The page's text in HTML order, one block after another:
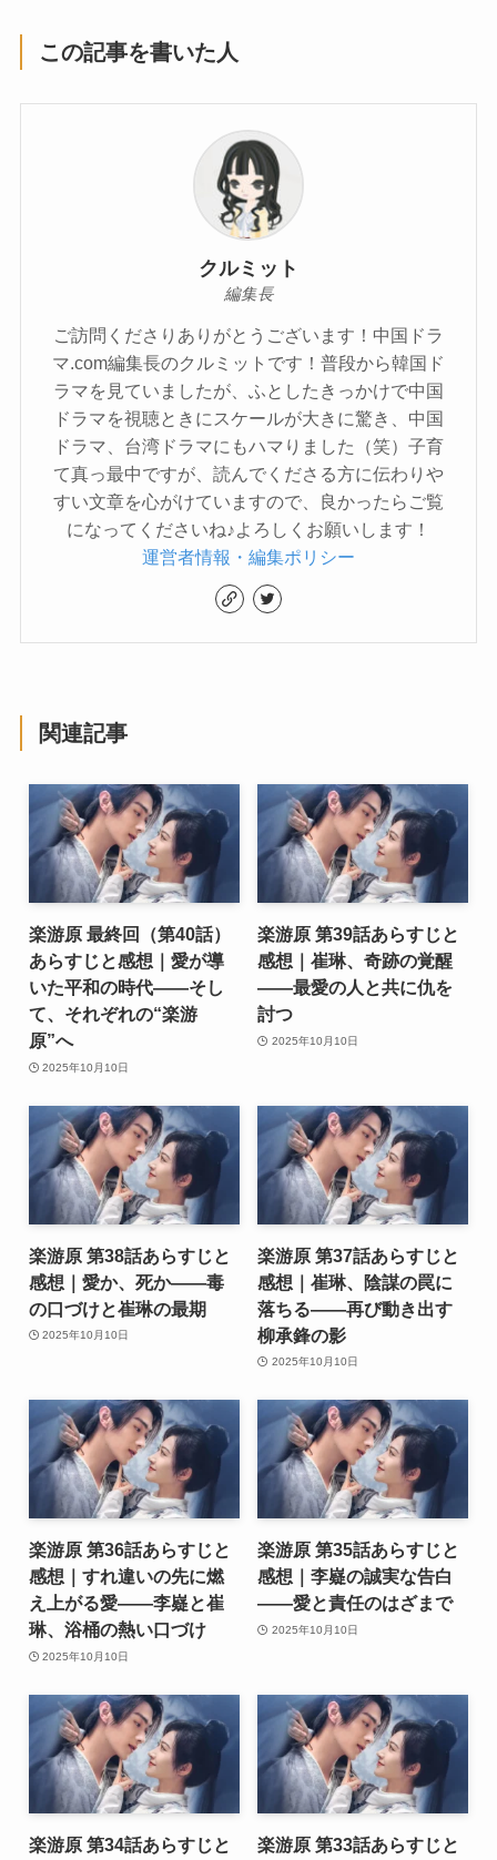
この記事を書いた人
クルミット
編集長
ご訪問くださりありがとうございます！中国ドラ
マ.com編集長のクルミットです！普段から韓国ド
ラマを見ていましたが、ふとしたきっかけで中国
ドラマを視聴ときにスケールが大きに驚き、中国
ドラマ、台湾ドラマにもハマりました（笑）子育
て真っ最中ですが、読んでくださる方に伝わりや
すい文章を心がけていますので、良かったらご覧
になってくださいね♪よろしくお願いします！
運営者情報・編集ポリシー
関連記事
楽游原 最終回（第40話）
あらすじと感想｜愛が導
いた平和の時代――そし
て、それぞれの“楽游
原”へ
2025年10月10日
楽游原 第39話あらすじと
感想｜崔琳、奇跡の覚醒
――最愛の人と共に仇を
討つ
2025年10月10日
楽游原 第38話あらすじと
感想｜愛か、死か――毒
の口づけと崔琳の最期
2025年10月10日
楽游原 第37話あらすじと
感想｜崔琳、陰謀の罠に
落ちる――再び動き出す
柳承鋒の影
2025年10月10日
楽游原 第36話あらすじと
感想｜すれ違いの先に燃
え上がる愛――李嶷と崔
琳、浴桶の熱い口づけ
2025年10月10日
楽游原 第35話あらすじと
感想｜李嶷の誠実な告白
――愛と責任のはざまで
2025年10月10日
楽游原 第34話あらすじと
楽游原 第33話あらすじと